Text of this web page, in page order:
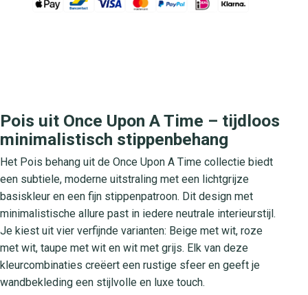
Pois uit Once Upon A Time – tijdloos
minimalistisch stippenbehang
Het Pois behang uit de Once Upon A Time collectie biedt
een subtiele, moderne uitstraling met een lichtgrijze
basiskleur en een fijn stippenpatroon. Dit design met
minimalistische allure past in iedere neutrale interieurstijl.
Je kiest uit vier verfijnde varianten: Beige met wit, roze
met wit, taupe met wit en wit met grijs. Elk van deze
kleurcombinaties creëert een rustige sfeer en geeft je
wandbekleding een stijlvolle en luxe touch.